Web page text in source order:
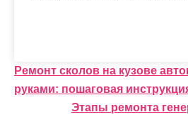
Н
а
Ремонт сколов на кузове
руками: пошаговая
Этапы ремонта